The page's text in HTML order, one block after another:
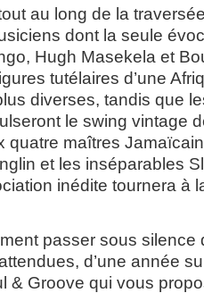
au long de la
dont la seule
Hugh Masekela et
tutélaires d’une
diverses, tandis que
le swing vintage
quatre maîtres
et les inséparables
inédite tournera à
passer sous silence
d’une année
& Groove qui vous